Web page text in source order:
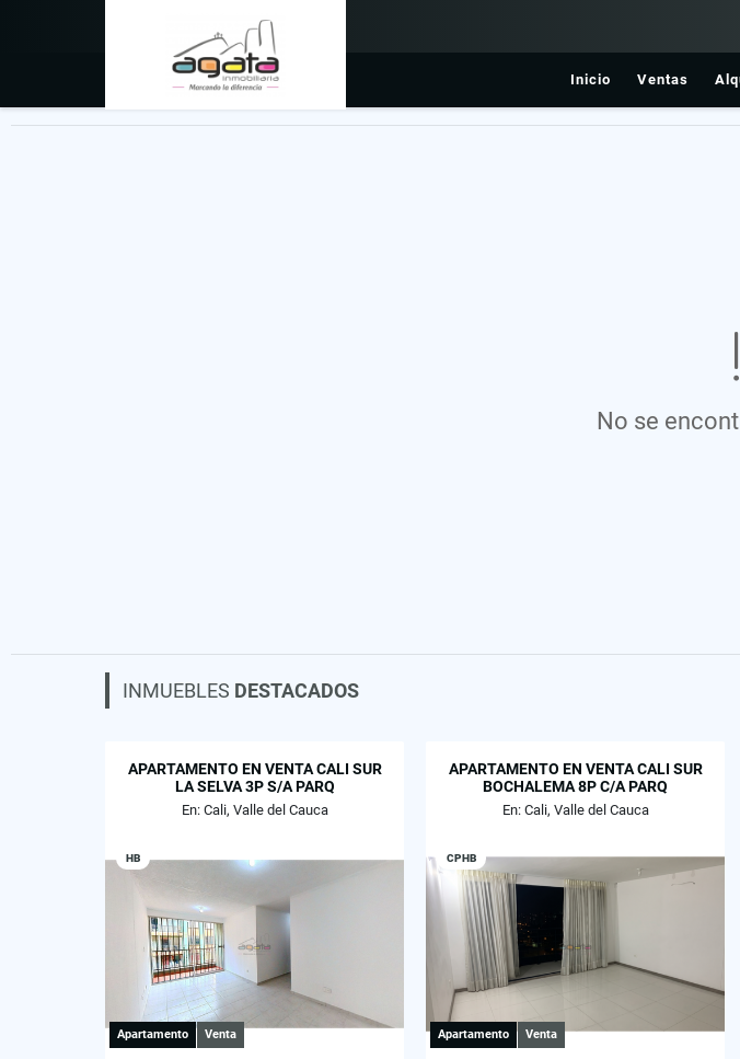
Inicio Ventas
No se
INMUEBLES DESTACADOS
APARTAMENTO EN VENTA CALI SUR
LA SELVA 3P S/A PARQ
En: Cali, Valle del Cauca
HB
Apartamento Venta
APARTAMENTO EN VENTA CALI SUR
BOCHALEMA 8P C/A PARQ
En: Cali, Valle del Cauca
CPHB
Apartamento Venta